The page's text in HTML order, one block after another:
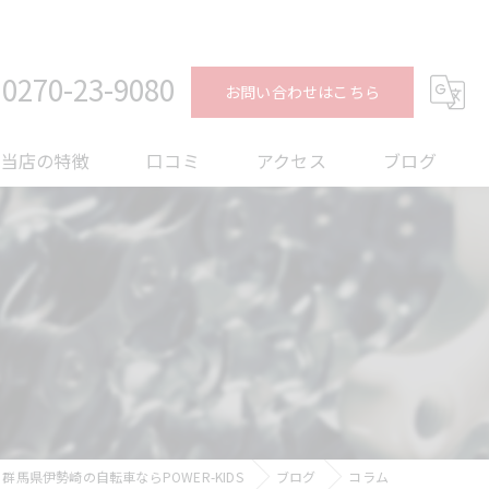
0270-23-9080 お問い合わせはこちら
当店の特徴
ードバイク
ィッティング
口コミ アクセス ブログ
群馬県伊勢崎の自転車ならPOWER-KIDS ブログ コラム